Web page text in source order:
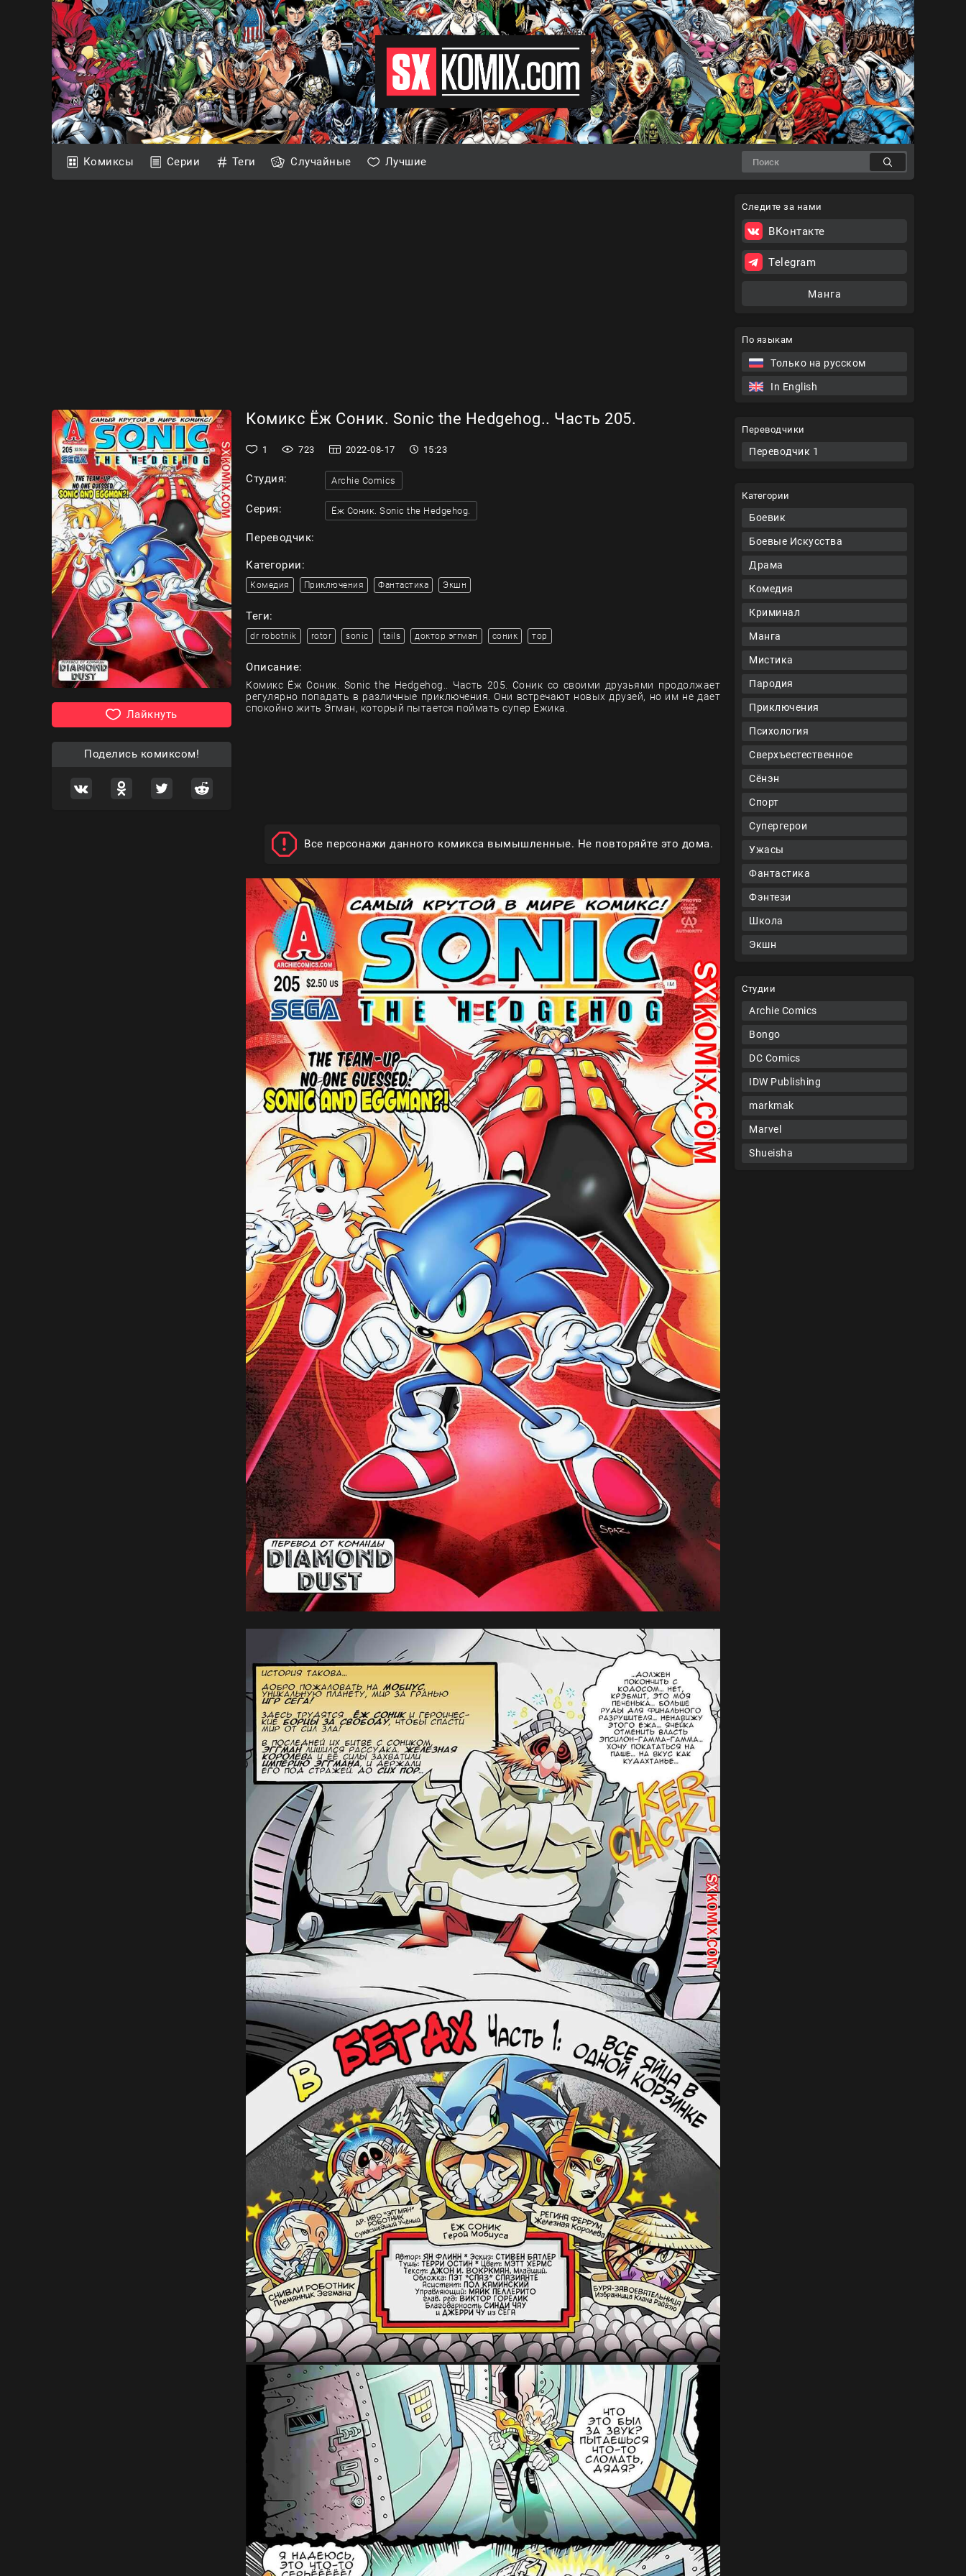
Комиксы Серии Теги Случайные Лучшие
По языкам
Только на русском
In English
Переводчики
Переводчик 1
Категории
Боевик
Боевые Искусства
Драма
Комедия
Криминал
Манга
Мистика
Пародия
Приключения
Психология
Сверхъестественное
Сёнэн
Спорт
Супергерои
Ужасы
Фантастика
Фэнтези
Школа
Экшн
Студии
Archie Comics
Bongo
DC Comics
IDW Publishing
markmak
Marvel
Shueisha
Лайкнуть
Поделись комиксом!
Комикс Ёж Соник. Sonic the Hedgehog.. Часть 205.
1 723 2022-08-17 15:23
Студия: Archie Comics
Серия: Ёж Соник. Sonic the Hedgehog.
Переводчик:
Категории:
Комедия Приключения Фантастика Экшн
Теги:
dr robotnik rotor sonic tails доктор эггман соник тор
Описание:
Комикс Ёж Соник. Sonic the Hedgehog.. Часть 205. Соник со своими друзьями продолжает
регулярно попадать в различные приключения. Они встречают новых друзей, но им не дает
спокойно жить Эгман, который пытается поймать супер Ежика.
Все персонажи данного комикса вымышленные. Не повторяйте это дома.
Следите за нами
ВКонтакте
Telegram
Манга